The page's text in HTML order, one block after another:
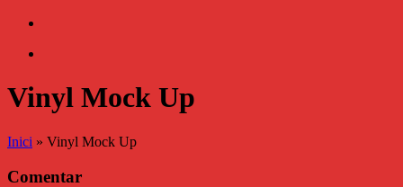
Vinyl Mock Up
Inici » Vinyl Mock Up
Comentar